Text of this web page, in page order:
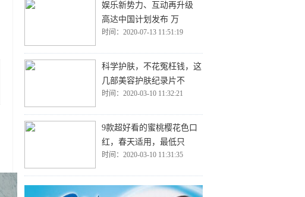
娱乐新势力、互动再升级
高达中国计划发布 万
时间：2020-07-13 11:51:19
科学护肤，不花冤枉钱，这
几部美容护肤纪录片不
时间：2020-03-10 11:32:21
9款超好看的蜜桃樱花色口
红，春天适用，最低只
时间：2020-03-10 11:31:35